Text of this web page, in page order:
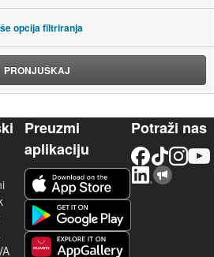
opcija filtriranja
PRONJUŠKAJ
Preuzmi
aplikaciju
Potraži nas